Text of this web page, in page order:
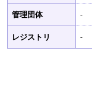
管理団体 -
レジストリ -